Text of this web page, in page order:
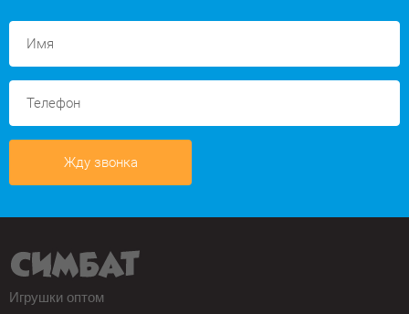
Жду звонка
Игрушки оптом